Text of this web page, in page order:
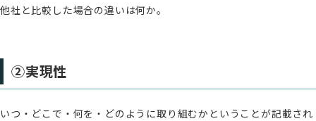
他社と比較した場合の違いは何か。
②実現性
いつ・どこで・何を・どのように取り組むかということが記載され